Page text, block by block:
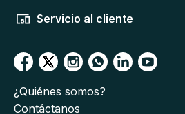
Servicio al cliente
¿Quiénes somos?
Contáctanos